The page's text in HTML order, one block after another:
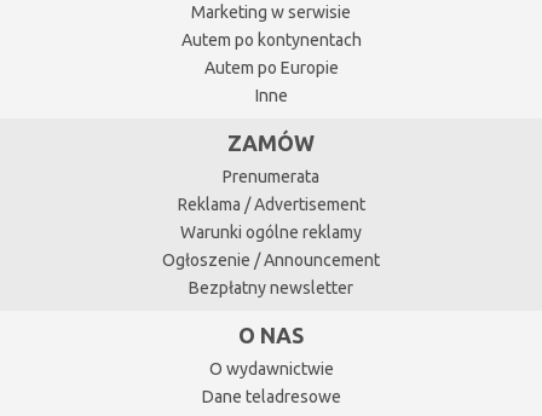
Marketing w serwisie
Autem po kontynentach
Autem po Europie
Inne
ZAMÓW
Prenumerata
Reklama / Advertisement
Warunki ogólne reklamy
Ogłoszenie / Announcement
Bezpłatny newsletter
O NAS
O wydawnictwie
Dane teladresowe